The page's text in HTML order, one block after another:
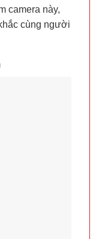
camera này,
cùng người